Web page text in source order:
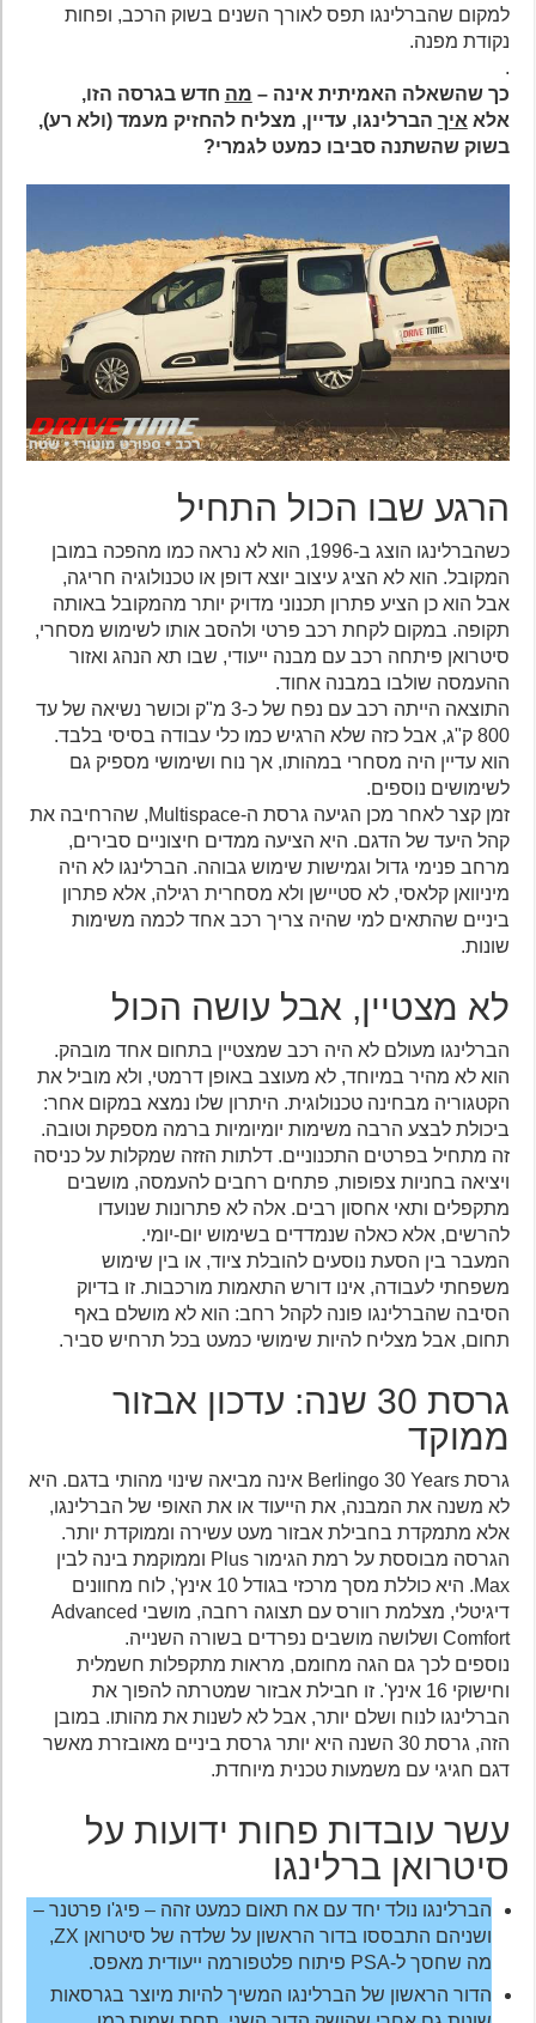
למקום שהברלינגו תפס לאורך השנים בשוק הרכב, ופחות
נקודת מפנה.
כך שהשאלה האמיתית אינה – מהחדש בגרסה הזו,
אלאאיךהברלינגו, עדיין, מצליח להחזיק מעמד (ולא רע),
בשוק שהשתנה סביבו כמעט לגמרי?
הרגע שבו הכול התחיל
כשהברלינגו הוצג ב-1996, הוא לא נראה כמו מהפכה במובן
המקובל. הוא לא הציג עיצוב יוצא דופן או טכנולוגיה חריגה,
אבל הוא כן הציע פתרון תכנוני מדויק יותר מהמקובל באותה
תקופה. במקום לקחת רכב פרטי ולהסב אותו לשימוש מסחרי,
סיטרואן פיתחה רכב עם מבנה ייעודי, שבו תא הנהג ואזור
ההעמסה שולבו במבנה אחוד.
התוצאה הייתה רכב עם נפח של כ-3 מ"ק וכושר נשיאה של עד
800 ק"ג, אבל כזה שלא הרגיש כמו כלי עבודה בסיסי בלבד.
הוא עדיין היה מסחרי במהותו, אך נוח ושימושי מספיק גם
לשימושים נוספים.
זמן קצר לאחר מכן הגיעה גרסת ה-Multispace, שהרחיבה את
קהל היעד של הדגם. היא הציעה ממדים חיצוניים סבירים,
מרחב פנימי גדול וגמישות שימוש גבוהה. הברלינגו לא היה
מיניוואן קלאסי, לא סטיישן ולא מסחרית רגילה, אלא פתרון
ביניים שהתאים למי שהיה צריך רכב אחד לכמה משימות
שונות.
לא מצטיין, אבל עושה הכול
הברלינגו מעולם לא היה רכב שמצטיין בתחום אחד מובהק.
הוא לא מהיר במיוחד, לא מעוצב באופן דרמטי, ולא מוביל את
הקטגוריה מבחינה טכנולוגית. היתרון שלו נמצא במקום אחר:
ביכולת לבצע הרבה משימות יומיומיות ברמה מספקת וטובה.
זה מתחיל בפרטים התכנוניים. דלתות הזזה שמקלות על כניסה
ויציאה בחניות צפופות, פתחים רחבים להעמסה, מושבים
מתקפלים ותאי אחסון רבים. אלה לא פתרונות שנועדו
להרשים, אלא כאלה שנמדדים בשימוש יום-יומי.
המעבר בין הסעת נוסעים להובלת ציוד, או בין שימוש
משפחתי לעבודה, אינו דורש התאמות מורכבות. זו בדיוק
הסיבה שהברלינגו פונה לקהל רחב: הוא לא מושלם באף
תחום, אבל מצליח להיות שימושי כמעט בכל תרחיש סביר.
גרסת 30 שנה: עדכון אבזור
ממוקד
גרסת Berlingo 30 Years אינה מביאה שינוי מהותי בדגם. היא
לא משנה את המבנה, את הייעוד או את האופי של הברלינגו,
אלא מתמקדת בחבילת אבזור מעט עשירה וממוקדת יותר.
הגרסה מבוססת על רמת הגימור Plus וממוקמת בינה לבין
Max. היא כוללת מסך מרכזי בגודל 10 אינץ', לוח מחוונים
דיגיטלי, מצלמת רוורס עם תצוגה רחבה, מושבי Advanced
Comfort ושלושה מושבים נפרדים בשורה השנייה.
נוספים לכך גם הגה מחומם, מראות מתקפלות חשמלית
וחישוקי 16 אינץ'. זו חבילת אבזור שמטרתה להפוך את
הברלינגו לנוח ושלם יותר, אבל לא לשנות את מהותו. במובן
הזה, גרסת 30 השנה היא יותר גרסת ביניים מאובזרת מאשר
דגם חגיגי עם משמעות טכנית מיוחדת.
עשר עובדות פחות ידועות על
סיטרואן ברלינגו
הברלינגו נולד יחד עם אח תאום כמעט זהה – פיג'ו פרטנר –
ושניהם התבססו בדור הראשון על שלדה של סיטרואן ZX,
מה שחסך ל-PSA פיתוח פלטפורמה ייעודית מאפס.
הדור הראשון של הברלינגו המשיך להיות מיוצר בגרסאות